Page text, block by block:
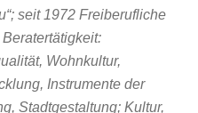
seit 1972 Freiberufliche
Wohnkultur,
Instrumente der
Stadtgestaltung; Kultur,